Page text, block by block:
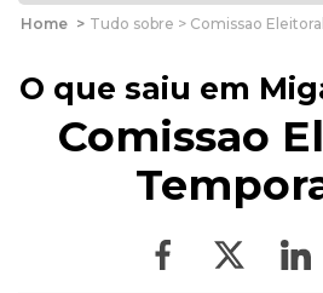
Home > Tudo sobre > Comissao
O que saiu em
Comissao